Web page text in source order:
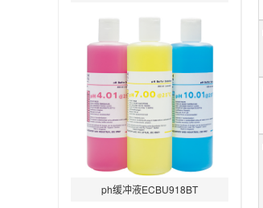
ph缓冲液ECBU918BT